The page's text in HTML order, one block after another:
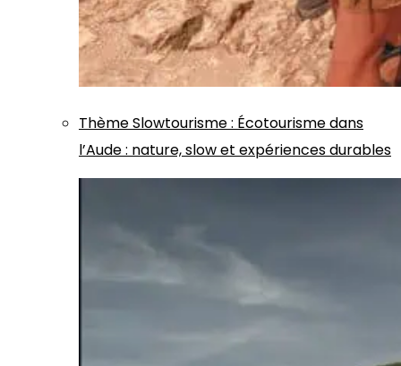
ThèmeSlowtourisme: Écotourisme dans
l’Aude : nature, slow et expériences durables